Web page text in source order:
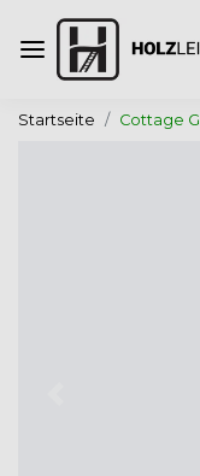
Startseite Cottage